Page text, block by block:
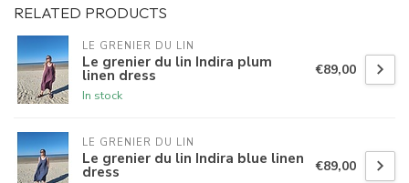
RELATED PRODUCTS
LE GRENIER DU LIN
Le grenier du lin Indira plum
linen dress
In stock
€89,00
LE GRENIER DU LIN
Le grenier du lin Indira blue linen
dress €89,00